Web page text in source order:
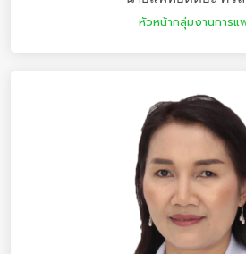
หัวหน้ากลุ่มงานการแ